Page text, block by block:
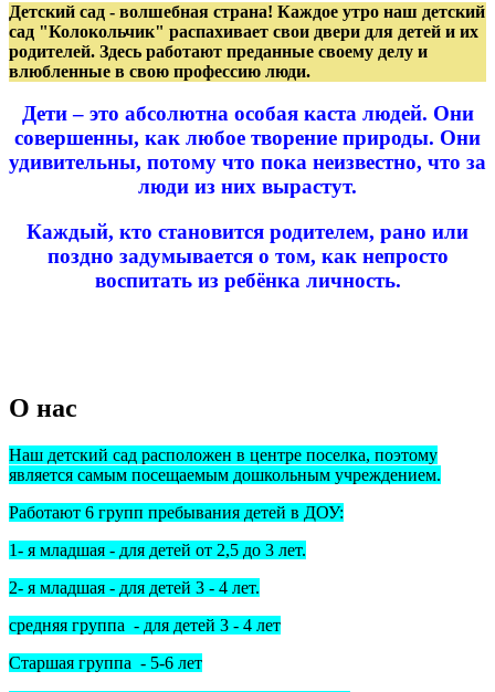
Детский сад - волшебная страна! Каждое утро наш детский
сад "Колокольчик" распахивает свои двери для детей и их
родителей. Здесь работают преданные своему делу и
влюбленные в свою профессию люди.
Дети – это абсолютна особая каста людей. Они
совершенны, как любое творение природы. Они
удивительны, потому что пока неизвестно, что за
люди из них вырастут.
Каждый, кто становится родителем, рано или
поздно задумывается о том, как непросто
воспитать из ребёнка личность.
О нас
Наш детский сад расположен в центре поселка, поэтому
является самым посещаемым дошкольным учреждением.
Работают 6 групп пребывания детей в ДОУ:
1- я младшая - для детей от 2,5 до 3 лет.
2- я младшая - для детей 3 - 4 лет.
средняя группа - для детей 3 - 4 лет
Старшая группа - 5-6 лет